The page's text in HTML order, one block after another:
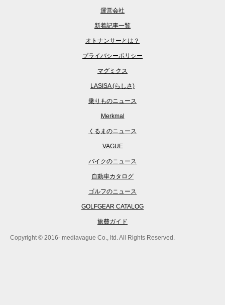
運営会社
新着記事一覧
オトナンサーとは？
プライバシーポリシー
マグミクス
LASISA (らしさ)
乗りものニュース
Merkmal
くるまのニュース
VAGUE
バイクのニュース
自動車カタログ
ゴルフのニュース
GOLFGEAR CATALOG
旅費ガイド
Copyright © 2016- mediavague Co., ltd. All Rights Reserved.